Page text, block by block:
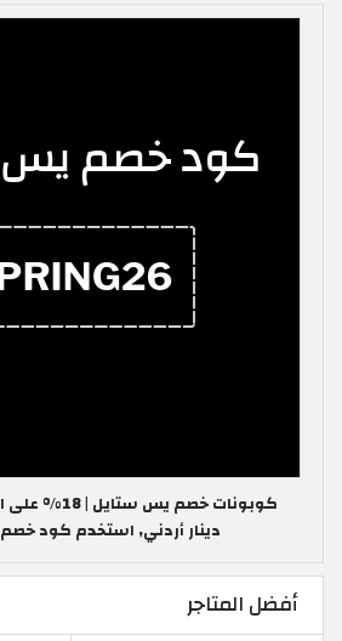
دينار أردني, استخدم كود خصم SPRING26
أفضل المتاجر